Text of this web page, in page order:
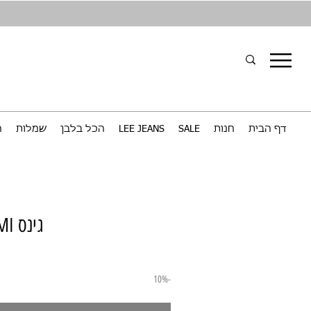
דף הבית חנות SALE
LEE JEANS הכל בלבן שמלות
גינס NEW REMI בהיר
-10%